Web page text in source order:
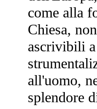
come alla
Chiesa,
ascrivibili a
all'uomo,
splendore